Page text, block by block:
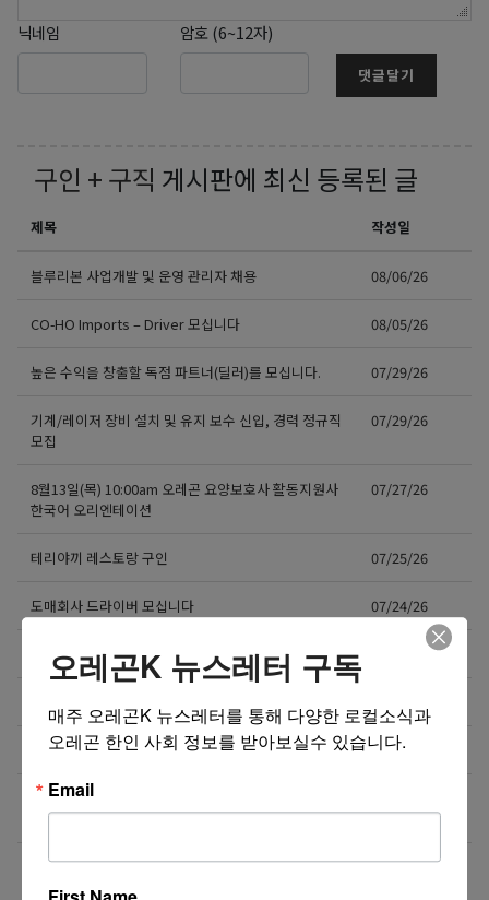
닉네임 암호 (6~12자)
댓글달기
구인 + 구직 게시판에 최신 등록된 글
제목 작성일
블루리본 사업개발 및 운영 관리자 채용 08/06/26
CO-HO Imports – Driver 모십니다 08/05/26
높은 수익을 창출할 독점 파트너(딜러)를 모십니다. 07/29/26
기계/레이저 장비 설치 및 유지 보수 신입, 경력 정규직
모집
07/29/26
8월13일(목) 10:00am 오레곤 요양보호사 활동지원사
한국어 오리엔테이션
07/27/26
테리야끼 레스토랑 구인 07/25/26
도매회사 드라이버 모십니다 07/24/26
제품 리뷰 체험단 모집합니다!
오레건 비버튼 부스 운영 보조 스태프 모집 07/19/26
[미국 첫 상륙] K-셀프포토 브랜드 ‘포토그레이’ 가맹점
주 모집
❤️❤️❤️ 마케팅 / 광고 홍보 / 각종 디자인 필요하신 분!
❤️❤️❤️
07/15/26
오레곤K 뉴스레터 구독
매주 오레곤K 뉴스레터를 통해 다양한 로컬소식과
오레곤 한인 사회 정보를 받아보실수 있습니다.
Email